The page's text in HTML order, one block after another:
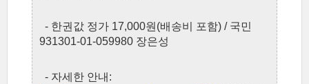
- 한권값 정가 17,000원(배송비 포함) / 국민
931301-01-059980 장은성
- 자세한 안내: